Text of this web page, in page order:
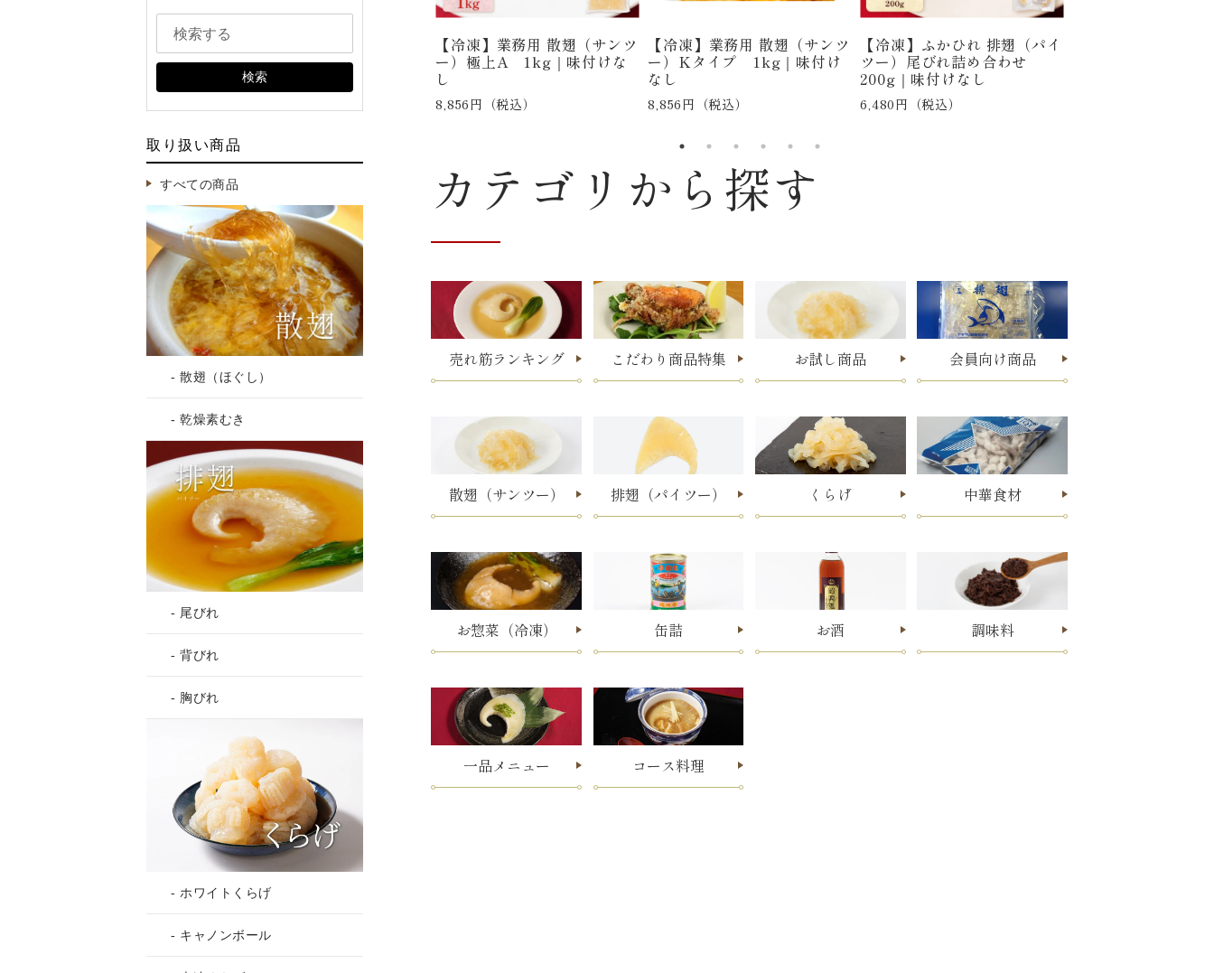
【冷凍】毛鹿鮫（モウカザ
メ）の排翅（パイツー）尾ビ
【冷蔵】キャノンボール頭く
らげ 1kg｜お試しサイズ｜中
華専門卸の品
【冷凍】業務用 散翅（サンツ
ー）極上A 1kg｜味付けな
し
8,856円（税込）
【冷凍】業務用 散翅（サンツ
ー）Kタイプ 1kg｜味付け
なし
8,856円（税込）
【冷凍】ふかひれ 排翅（パイ
ツー）尾びれ詰め合わせ
200g｜味付けなし
6,480円（税込）
カテゴリから探す
売れ筋ランキング こだわり商品特集 お試し商品 会員向け商品
散翅（サンツー） 排翅（パイツー） くらげ 中華食材
お惣菜（冷凍） 缶詰 お酒 調味料
一品メニュー コース料理
検索
取り扱い商品
すべての商品
- 散翅（ほぐし）
- 乾燥素むき
- 尾びれ
- 背びれ
- 胸びれ
- ホワイトくらげ
- キャノンボール